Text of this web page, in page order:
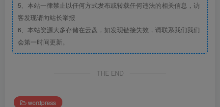
5、本站一律禁止以任何方式发布或转载任何违法的相关信息，访
客发现请向站长举报
6、本站资源大多存储在云盘，如发现链接失效，请联系我们我们
会第一时间更新。
THE END
wordpress